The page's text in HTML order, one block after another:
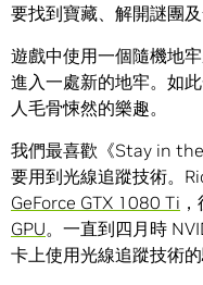
要找到寶藏、解開謎團及
遊戲中使用一個隨機地
進入一處新的地牢。如
人毛骨悚然的樂趣。
我們最喜歡《Stay in
要用到光線追蹤技術。
GeForce GTX 1080 Ti
GPU。一直到四月時
卡上使用光線追蹤技術